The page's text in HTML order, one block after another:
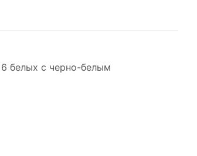
белых с черно-белым